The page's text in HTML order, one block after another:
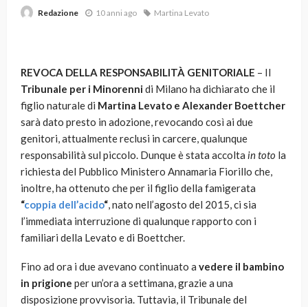
Redazione 10 anni ago Martina Levato
REVOCA DELLA RESPONSABILITÀ GENITORIALE – Il
Tribunale per i Minorennidi Milano ha dichiarato che il
figlio naturale di Martina Levato e Alexander Boettcher
sarà dato presto in adozione, revocando così ai due
genitori, attualmente reclusi in carcere, qualunque
responsabilità sul piccolo. Dunque è stata accolta in toto la
richiesta del Pubblico Ministero Annamaria Fiorillo che,
inoltre, ha ottenuto che per il figlio della famigerata
“coppia dell’acido“, nato nell’agosto del 2015, ci sia
l’immediata interruzione di qualunque rapporto con i
familiari della Levato e di Boettcher.
Fino ad ora i due avevano continuato a vedere il bambino
in prigione per un’ora a settimana, grazie a una
disposizione provvisoria. Tuttavia, il Tribunale del